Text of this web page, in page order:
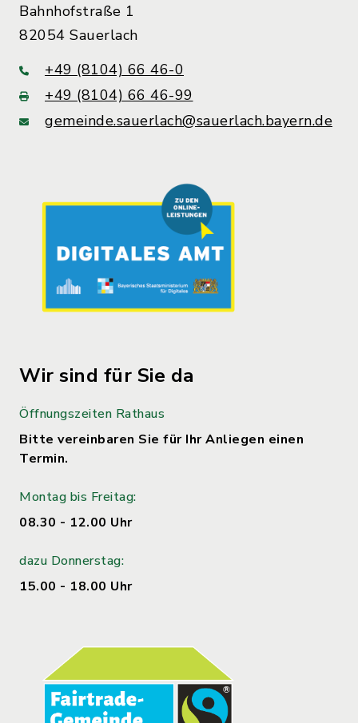
Bahnhofstraße 1
82054 Sauerlach
+49 (8104) 66 46-0
+49 (8104) 66 46-99
gemeinde.sauerlach@sauerlach.bayern.de
Wir sind für Sie da
Öffnungszeiten Rathaus
Bitte vereinbaren Sie für Ihr Anliegen einen
Termin.
Montag bis Freitag:
08.30 - 12.00 Uhr
dazu Donnerstag:
15.00 - 18.00 Uhr